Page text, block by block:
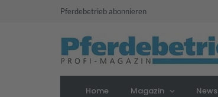
Pferdebetrieb abonnieren
Home Magazin News